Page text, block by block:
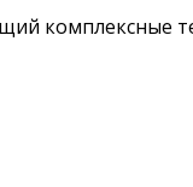
комплексные